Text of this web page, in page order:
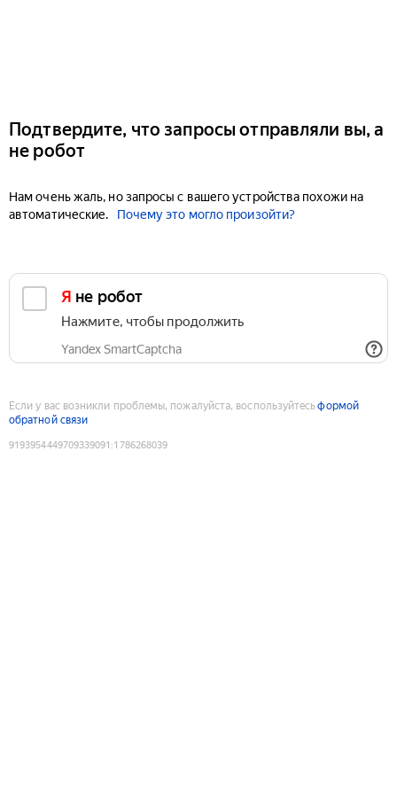
Подтвердите, что запросы отправляли вы, а
не робот
Нам очень жаль, но запросы с вашего устройства похожи на
автоматические.
Почему это могло произойти?
Я не робот
Нажмите, чтобы продолжить
Yandex SmartCaptcha
Если у вас возникли проблемы, пожалуйста, воспользуйтесьформой
обратной связи
9193954449709339091 :1786268039